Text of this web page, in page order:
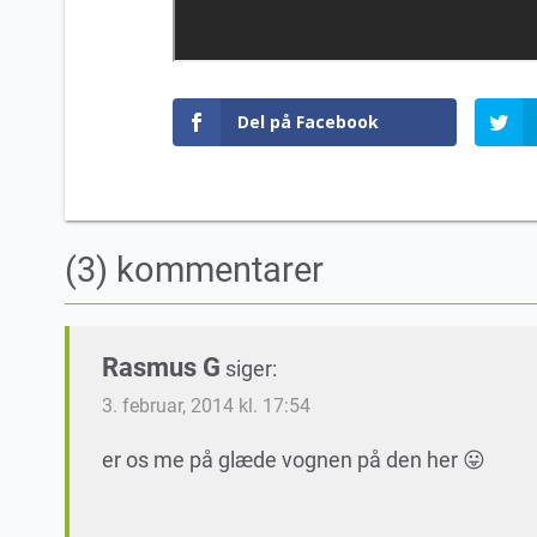
Del på Facebook
(3) kommentarer
Rasmus G siger:
3. februar, 2014 kl. 17:54
er os me på glæde vognen på den her 😛